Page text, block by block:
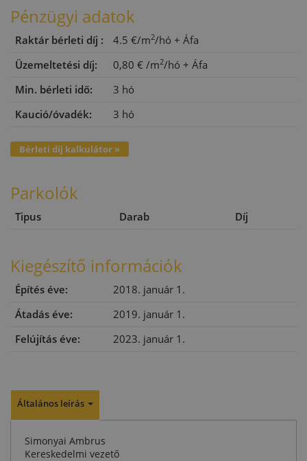
Pénzügyi adatok
Raktár bérleti díj : 4.5 €/m2/hó + Áfa
Üzemeltetési díj:
0,80 € /m2/hó + Áfa
Min. bérleti idő:
3 hó
Kaució/óvadék:
3 hó
Bérleti díj kalkulátor »
Parkolók
Tipus Darab Díj
Kiegészítő információk
Építés éve:
2018. január 1.
Átadás éve:
2019. január 1.
Felújítás éve:
2023. január 1.
Általános leírás
Simonyai Ambrus
Kereskedelmi vezető